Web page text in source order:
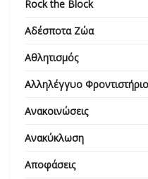
Rock the Block
Αδέσποτα Ζώα
Αθλητισμός
Αλληλέγγυο Φροντιστήριο
Ανακοινώσεις
Ανακύκλωση
Αποφάσεις